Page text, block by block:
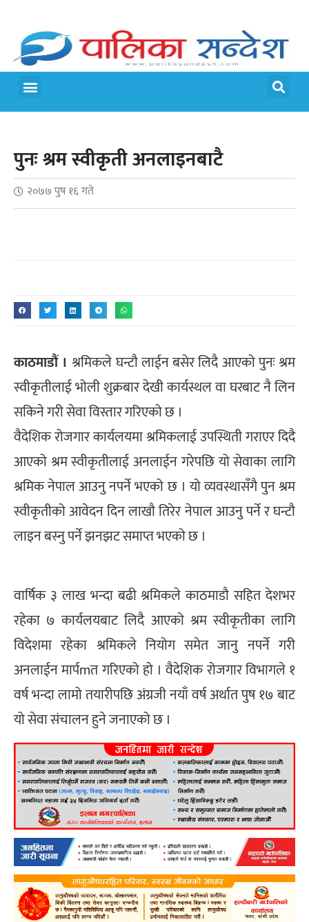
पुनः श्रम स्वीकृती अनलाइनबाटै
२०७७ पुष १६ गते
काठमाडौं ।श्रमिकले घन्टौ लाईन बसेर लिदै आएको पुनः श्रम
स्वीकृतीलाई भोली शुक्रबार देखी कार्यस्थल वा घरबाट नै लिन
सकिने गरी सेवा विस्तार गरिएको छ ।
वैदेशिक रोजगार कार्यलयमा श्रमिकलाई उपस्थिती गराएर दिदै
आएको श्रम स्वीकृतीलाई अनलाईन गरेपछि यो सेवाका लागि
श्रमिक नेपाल आउनु नपर्ने भएको छ । यो व्यवस्थासँगै पुन श्रम
स्वीकृतीको आवेदन दिन लाखौ तिरेर नेपाल आउनु पर्ने र घन्टौ
लाइन बस्नु पर्ने झनझट समाप्त भएको छ ।
वार्षिक ३ लाख भन्दा बढी श्रमिकले काठमाडौ सहित देशभर
रहेका ७ कार्यलयबाट लिदै आएको श्रम स्वीकृतीका लागि
विदेशमा रहेका श्रमिकले नियोग समेत जानु नपर्ने गरी
अनलाईन मार्पmत गरिएको हो । वैदेशिक रोजगार विभागले १
वर्ष भन्दा लामो तयारीपछि अंग्रजी नयाँ वर्ष अर्थात पुष १७ बाट
यो सेवा संचालन हुने जनाएको छ ।